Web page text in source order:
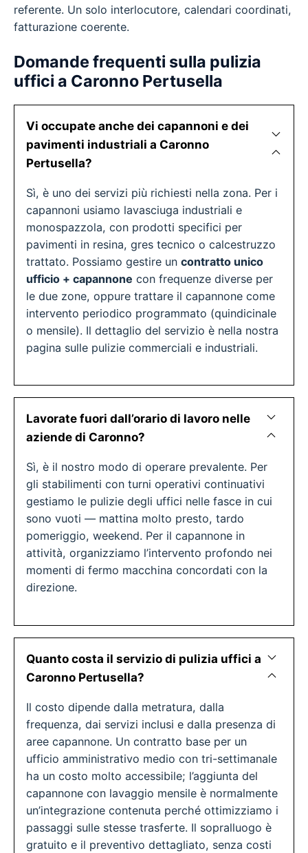
referente. Un solo interlocutore, calendari coordinati,
fatturazione coerente.
Domande frequenti sulla pulizia
uffici a Caronno Pertusella
Vi occupate anche dei capannoni e dei
pavimenti industriali a Caronno
Pertusella?
Sì, è uno dei servizi più richiesti nella zona. Per i
capannoni usiamo lavasciuga industriali e
monospazzola, con prodotti specifici per
pavimenti in resina, gres tecnico o calcestruzzo
trattato. Possiamo gestire un contratto unico
ufficio + capannone con frequenze diverse per
le due zone, oppure trattare il capannone come
intervento periodico programmato (quindicinale
o mensile). Il dettaglio del servizio è nella nostra
pagina sulle pulizie commerciali e industriali.
Lavorate fuori dall’orario di lavoro nelle
aziende di Caronno?
Sì, è il nostro modo di operare prevalente. Per
gli stabilimenti con turni operativi continuativi
gestiamo le pulizie degli uffici nelle fasce in cui
sono vuoti — mattina molto presto, tardo
pomeriggio, weekend. Per il capannone in
attività, organizziamo l’intervento profondo nei
momenti di fermo macchina concordati con la
direzione.
Quanto costa il servizio di pulizia uffici a
Caronno Pertusella?
Il costo dipende dalla metratura, dalla
frequenza, dai servizi inclusi e dalla presenza di
aree capannone. Un contratto base per un
ufficio amministrativo medio con tri-settimanale
ha un costo molto accessibile; l’aggiunta del
capannone con lavaggio mensile è normalmente
un’integrazione contenuta perché ottimizziamo i
passaggi sulle stesse trasferte. Il sopralluogo è
gratuito e il preventivo dettagliato, senza costi